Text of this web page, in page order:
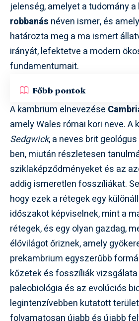
jelenség, amelyet a tudomány a
robbanás néven ismer, és
határozta meg a ma ismert
irányát, lefektetve a modern
fundamentumait.
Főbb pontok
A kambrium elnevezése
amely Wales római kori neve. A
Sedgwick, a neves brit
ben, miután részletesen
sziklaképződményeket és az
addig ismeretlen fosszíliákat.
hogy ezek a rétegek egy
időszakot képviselnek, mint a
rétegek, és egy olyan gazdag,
élővilágot őriznek, amely
prekambrium egyszerűbb
kőzetek és fosszíliák
paleobiológia és az evolúciós
legintenzívebben kutatott
folyamatosan újabb és újabb